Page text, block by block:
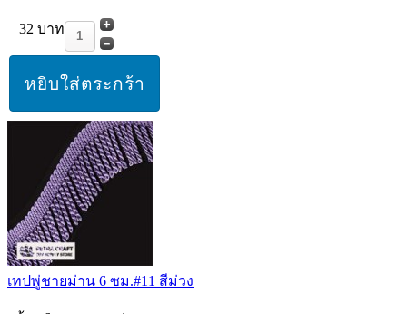
32 บาท
เทปพู่ชายม่าน 6 ซม.#11 สีม่วง